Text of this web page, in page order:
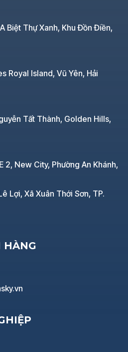
Biệt Thự Xanh, Khu Đồn Điền,
Royal Island, Vũ Yên, Hải
Tất Thành, Golden Hills,
2, New City, Phường An Khánh,
Lợi, Xã Xuân Thới Sơn, TP.
HÀNG